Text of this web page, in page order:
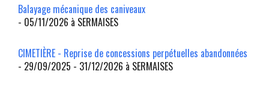
Balayage mécanique des caniveaux
- 05/11/2026 à SERMAISES
CIMETIÈRE - Reprise de concessions perpétuelles abandonnées
- 29/09/2025 - 31/12/2026 à SERMAISES